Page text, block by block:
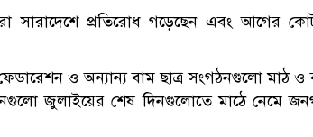
সারাদেশে প্রতিরোধ গড়েছেন এবং আগের
ও অন্যান্য বাম ছাত্র সংগঠনগুলো মাঠ ও
জুলাইয়ের শেষ দিনগুলোতে মাঠে নেমে